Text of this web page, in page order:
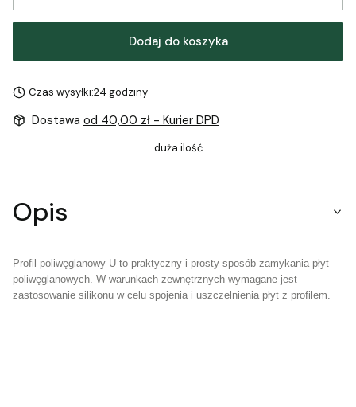
Dodaj do koszyka
Czas wysyłki:24 godziny
Dostawa od 40,00 zł - Kurier DPD
duża ilość
Opis
Profil poliwęglanowy U to praktyczny i prosty sposób zamykania płyt
poliwęglanowych. W warunkach zewnętrznych wymagane jest
zastosowanie silikonu w celu spojenia i uszczelnienia płyt z profilem.